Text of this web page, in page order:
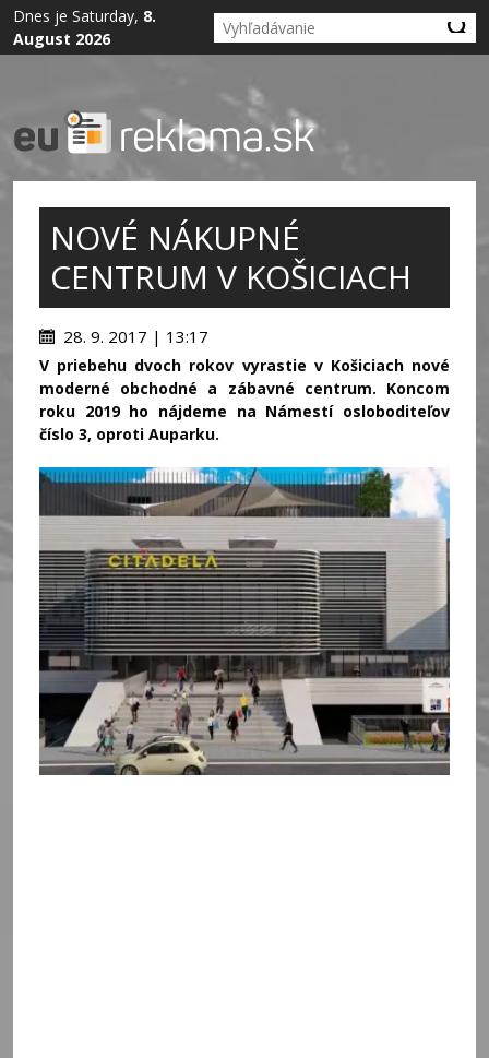
Dnes je Saturday, 8.
August 2026
NOVÉ NÁKUPNÉ
CENTRUM V KOŠICIACH
28. 9. 2017 | 13:17
V priebehu dvoch rokov vyrastie v Košiciach nové
moderné obchodné a zábavné centrum. Koncom
roku 2019 ho nájdeme na Námestí osloboditeľov
číslo 3, oproti Auparku.